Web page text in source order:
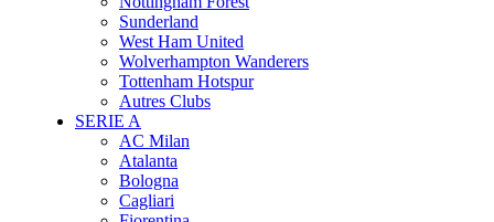
Sunderland
West Ham United
Wolverhampton Wanderers
Tottenham Hotspur
Autres Clubs
SERIE A
AC Milan
Atalanta
Bologna
Cagliari